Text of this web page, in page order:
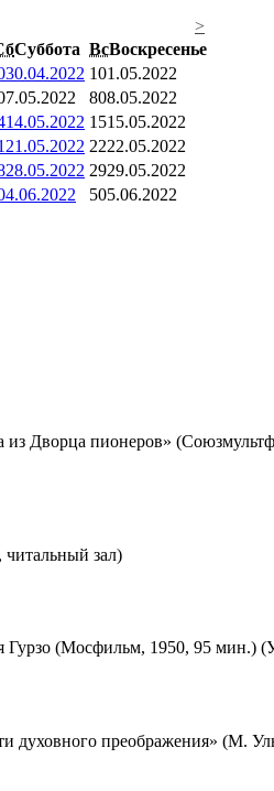
>
Суббота ВсВоскресенье
30.04.2022 101.05.2022
808.05.2022
14.05.2022 1515.05.2022
21.05.2022 2222.05.2022
28.05.2022 2929.05.2022
505.06.2022
Дворца пионеров»
зал)
Гурзо (Мосфильм, 1950, 95 мин.)
духовного преображения» (М.